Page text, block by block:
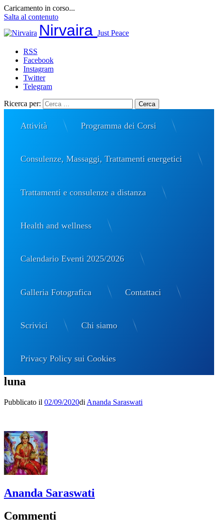
Caricamento in corso...
Salta al contenuto
Nirvaira Just Peace
RSS
Facebook
Instagram
Twitter
Telegram
Ricerca per:
Attività Programma dei Corsi
Consulenze, Massaggi, Trattamenti energetici
Trattamenti e consulenze a distanza
Health and wellness
Calendario Eventi 2025/2026
Galleria Fotografica Contattaci
Scrivici Chi siamo
Privacy Policy sui Cookies
luna
Pubblicato il 02/09/2020di Ananda Saraswati
Ananda Saraswati
Commenti